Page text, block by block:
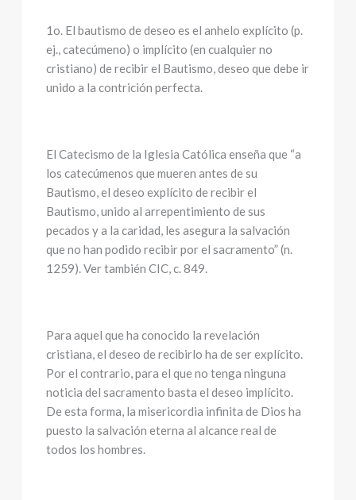
1o. El bautismo de deseo es el anhelo explícito (p.
ej., catecúmeno) o implícito (en cualquier no
cristiano) de recibir el Bautismo, deseo que debe ir
unido a la contrición perfecta.
El Catecismo de la Iglesia Católica enseña que “a
los catecúmenos que mueren antes de su
Bautismo, el deseo explícito de recibir el
Bautismo, unido al arrepentimiento de sus
pecados y a la caridad, les asegura la salvación
que no han podido recibir por el sacramento” (n.
1259). Ver también CIC, c. 849.
Para aquel que ha conocido la revelación
cristiana, el deseo de recibirlo ha de ser explícito.
Por el contrario, para el que no tenga ninguna
noticia del sacramento basta el deseo implícito.
De esta forma, la misericordia infinita de Dios ha
puesto la salvación eterna al alcance real de
todos los hombres.